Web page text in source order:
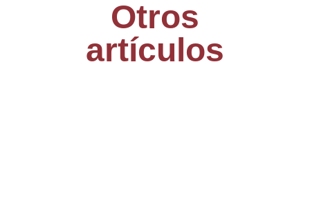
Otros
artículos